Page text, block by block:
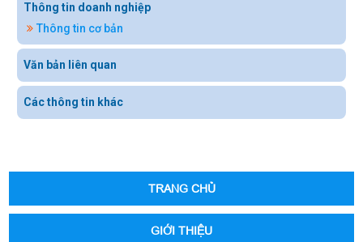
Thông tin doanh nghiệp
Thông tin cơ bản
Văn bản liên quan
Các thông tin khác
TRANG CHỦ
GIỚI THIỆU